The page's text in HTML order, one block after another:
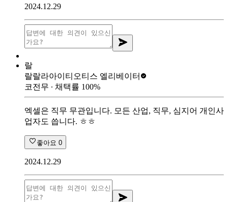
2024.12.29
랄
랄랄라아이티 오티스 엘리베이터
코전무 ∙ 채택률 100%
엑셀은 직무 무관입니다. 모든 산업, 직무, 심지어 개인사
업자도 씁니다. ㅎㅎ
좋아요 0
2024.12.29